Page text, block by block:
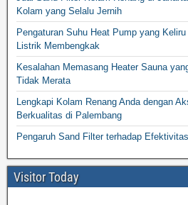
Kolam yang Selalu Jernih
Pengaturan Suhu Heat Pump yang
Listrik Membengkak
Kesalahan Memasang Heater Sauna
Tidak Merata
Lengkapi Kolam Renang Anda dengan
Berkualitas di Palembang
Pengaruh Sand Filter terhadap
Visitor Today